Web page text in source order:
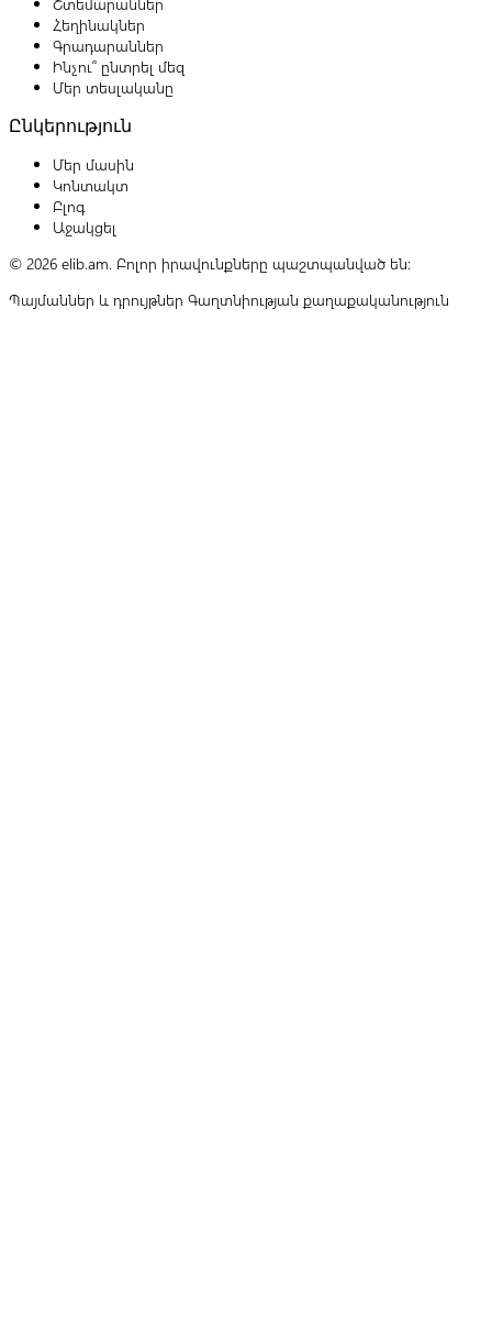
Շտեմարաններ
Հեղինակներ
Գրադարաններ
Ինչու՞ ընտրել մեզ
Մեր տեսլականը
Ընկերություն
Մեր մասին
Կոնտակտ
Բլոգ
Աջակցել
© 2026 elib.am. Բոլոր իրավունքները պաշտպանված են:
Պայմաններ և դրույթներ Գաղտնիության քաղաքականություն